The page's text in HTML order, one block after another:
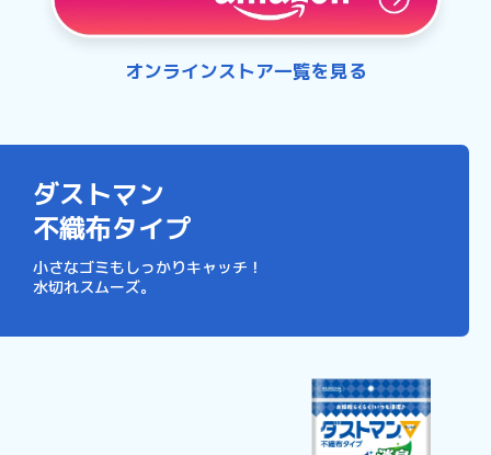
オンラインストア一覧を見る
ダストマン
不織布タイプ
小さなゴミもしっかりキャッチ！
水切れスムーズ。